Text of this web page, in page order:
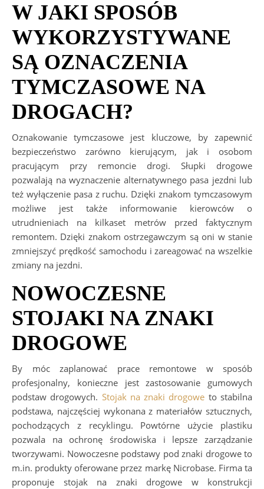
W JAKI SPOSÓB
WYKORZYSTYWANE
SĄ OZNACZENIA
TYMCZASOWE NA
DROGACH?
Oznakowanie tymczasowe jest kluczowe, by zapewnić
bezpieczeństwo zarówno kierującym, jak i osobom
pracującym przy remoncie drogi. Słupki drogowe
pozwalają na wyznaczenie alternatywnego pasa jezdni lub
też wyłączenie pasa z ruchu. Dzięki znakom tymczasowym
możliwe jest także informowanie kierowców o
utrudnieniach na kilkaset metrów przed faktycznym
remontem. Dzięki znakom ostrzegawczym są oni w stanie
zmniejszyć prędkość samochodu i zareagować na wszelkie
zmiany na jezdni.
NOWOCZESNE
STOJAKI NA ZNAKI
DROGOWE
By móc zaplanować prace remontowe w sposób
profesjonalny, konieczne jest zastosowanie gumowych
podstaw drogowych. Stojak na znaki drogowe to stabilna
podstawa, najczęściej wykonana z materiałów sztucznych,
pochodzących z recyklingu. Powtórne użycie plastiku
pozwala na ochronę środowiska i lepsze zarządzanie
tworzywami. Nowoczesne podstawy pod znaki drogowe to
m.in. produkty oferowane przez markę Nicrobase. Firma ta
proponuje stojak na znaki drogowe w konstrukcji